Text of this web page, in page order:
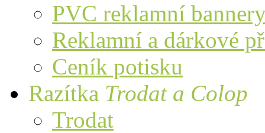
PVC reklamní
Reklamní a dárkové
Ceník potisku
Razítka Trodat a Colop
Trodat